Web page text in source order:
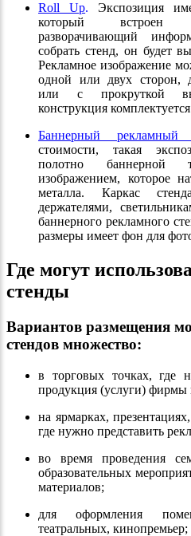
Roll Up. Экспозиция
который встроен
разворачивающий
собрать стенд, он будет
Рекламное изображение
одной или двух сторон,
или с прокруткой
конструкция
Баннерный рекламный
стоимости, такая
полотно баннерной
изображением, которое
металла. Каркас
держателями,
баннерного рекламного
размеры имеет фон для
Где могут
стенды
Вариантов размещения
стендов множество:
в торговых точках, где
продукция (услуги) фирмы
на ярмарках,
где нужно представить
во время проведения
образовательных
материалов;
для оформления
театральных, кинопремьер;